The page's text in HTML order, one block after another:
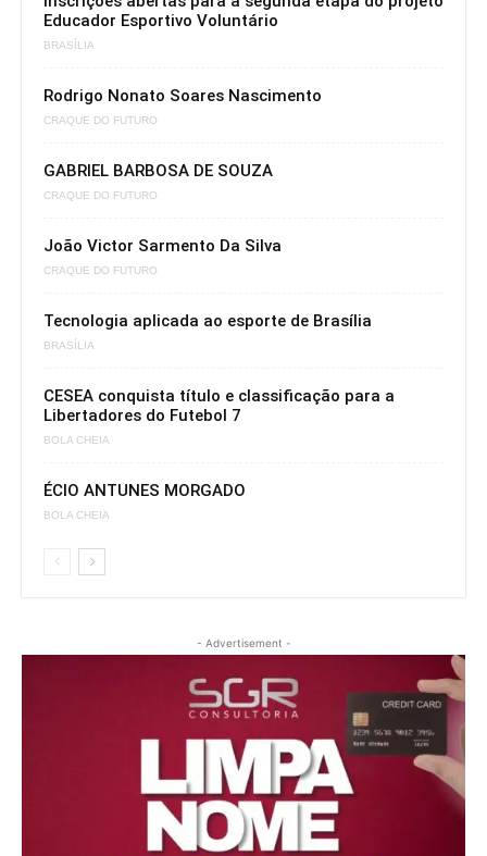
Educador Esportivo Voluntário
BRASÍLIA
Rodrigo Nonato Soares Nascimento
CRAQUE DO FUTURO
GABRIEL BARBOSA DE SOUZA
CRAQUE DO FUTURO
João Victor Sarmento Da Silva
CRAQUE DO FUTURO
Tecnologia aplicada ao esporte de Brasília
BRASÍLIA
CESEA conquista título e classificação para a
Libertadores do Futebol 7
BOLA CHEIA
ÉCIO ANTUNES MORGADO
BOLA CHEIA
- Advertisement -